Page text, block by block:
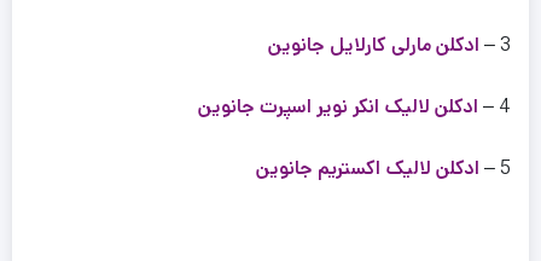
3 – ادکلن مارلی کارلایل جانوین
4 – ادکلن لالیک انکر نویر اسپرت جانوین
5 – ادکلن لالیک اکستریم جانوین